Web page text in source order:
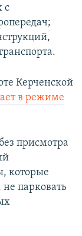
с
Керченской
в режиме
присмотра
которые
парковать